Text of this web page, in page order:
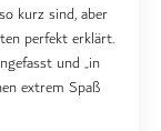
kurz sind, aber
perfekt erklärt.
und „in
extrem Spaß